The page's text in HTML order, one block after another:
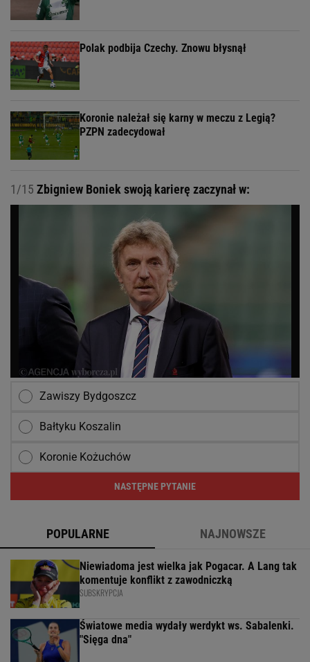
Polak podbija Czechy. Znowu błysnął
Koronie należał się karny w meczu z Legią?
PZPN zadecydował
1/15 Zbigniew Boniek swoją karierę zaczynał w:
Zawiszy Bydgoszcz
Bałtyku Koszalin
Koronie Kożuchów
NASTĘPNE PYTANIE
POPULARNE NAJNOWSZE
Niewiadoma jest wielka jak Pogacar. A Lang tak
komentuje konflikt z zawodniczką
SUBSKRYPCJA
Światowe media wydały werdykt ws. Sabalenki.
"Sięga dna"